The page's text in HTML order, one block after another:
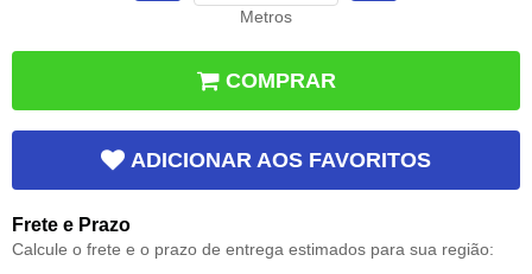
Metros
COMPRAR
ADICIONAR AOS FAVORITOS
Frete e Prazo
Calcule o frete e o prazo de entrega estimados para sua região: